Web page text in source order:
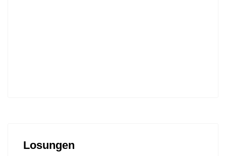
Losungen